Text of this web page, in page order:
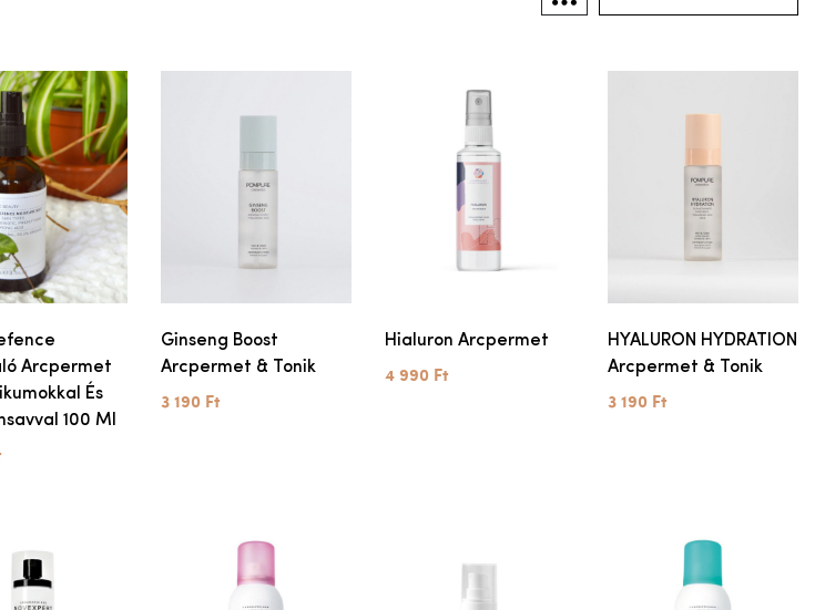
Arcpermet
És
100 Ml
Ginseng Boost
Arcpermet & Tonik
3 190 Ft
Hialuron Arcpermet
4 990 Ft
HYALURON HYDRATION
Arcpermet & Tonik
3 190 Ft